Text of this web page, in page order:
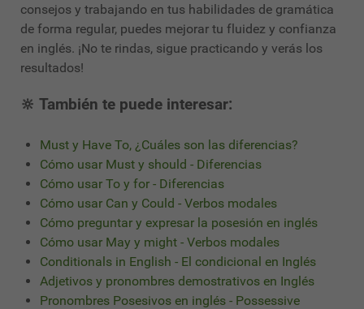
consejos y trabajando en tus habilidades de gramática
de forma regular, puedes mejorar tu fluidez y confianza
en inglés. ¡No te rindas, sigue practicando y verás los
resultados!
🔆 También te puede interesar:
Must y Have To, ¿Cuáles son las diferencias?
Cómo usar Must y should - Diferencias
Cómo usar To y for - Diferencias
Cómo usar Can y Could - Verbos modales
Cómo preguntar y expresar la posesión en inglés
Cómo usar May y might - Verbos modales
Conditionals in English - El condicional en Inglés
Adjetivos y pronombres demostrativos en Inglés
Pronombres Posesivos en inglés - Possessive